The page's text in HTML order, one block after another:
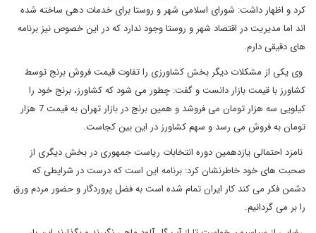
کرد و اظهار داشت: شورای اسلامی شهر و روستا برای خدمات دهی ساخته شده
اند اما مدیریت در اقتصاد شهر و روستا وجود ندارد که در این خصوص نیز برنامه
های دقیقی دارم.
وی یکی از مشکلات دیگر بخش کشاورزی را تفاوت قیمت فروش برنج توسط
کشاورز با قیمت بازار دانست و گفت: چطور می شود که کشاورز، برنج خود را
کیلویی سه هزار تومان می فروشد و همین برنج در بازار تهران به قیمت 7 هزار
تومان به فروش می رسد و سهم کشاورز در این بین کجاست.
نامزد احتمالی یازدهمین دوره انتخابات ریاست جمهوری در بخش دیگری از
صحبت های خود خاطرنشان کرد: برنامه این است که درست در شرایطی که
دشمن فکر می کند کار ایران تمام شده است به فضل پروردگار و حضور مردم ورق
را بر می گردانیم.